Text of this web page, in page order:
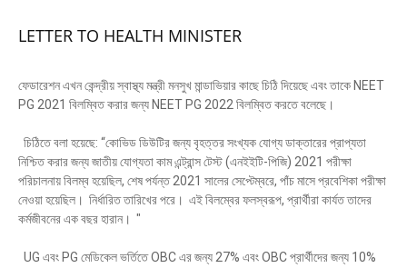
LETTER TO HEALTH MINISTER
ফেডারেশন এখন কেন্দ্রীয় স্বাস্থ্য মন্ত্রী মনসুখ মান্ডাভিয়ার কাছে চিঠি দিয়েছে এবং তাকে NEET
PG 2021 বিলম্বিত করার জন্য NEET PG 2022 বিলম্বিত করতে বলেছে।
চিঠিতে বলা হয়েছে: “কোভিড ডিউটির জন্য বৃহত্তর সংখ্যক যোগ্য ডাক্তারের প্রাপ্যতা
নিশ্চিত করার জন্য জাতীয় যোগ্যতা কাম এন্ট্রান্স টেস্ট (এনইইটি-পিজি) 2021 পরীক্ষা
পরিচালনায় বিলম্ব হয়েছিল, শেষ পর্যন্ত 2021 সালের সেপ্টেম্বরে, পাঁচ মাসে প্রবেশিকা পরীক্ষা
নেওয়া হয়েছিল। নির্ধারিত তারিখের পরে। এই বিলম্বের ফলস্বরূপ, প্রার্থীরা কার্যত তাদের
কর্মজীবনের এক বছর হারান। "
UG এবং PG মেডিকেল ভর্তিতে OBC এর জন্য 27% এবং OBC প্রার্থীদের জন্য 10%